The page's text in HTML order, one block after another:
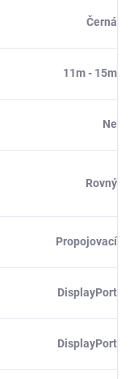
Černá
11m - 15m
Ne
Rovný
Propojovací
DisplayPort
DisplayPort